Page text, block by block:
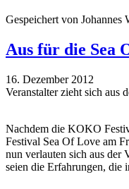
Gespeichert von Johannes
Aus für die Sea
16. Dezember 2012
Veranstalter zieht sich aus
Nachdem die KOKO
Festival Sea Of Love am
nun verlauten sich aus der
seien die Erfahrungen, die